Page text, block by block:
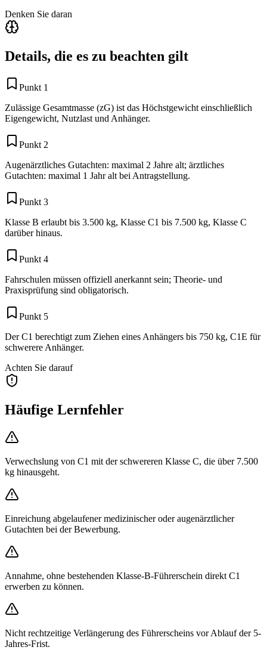
Denken Sie daran
Details, die es zu beachten gilt
Punkt 1
Zulässige Gesamtmasse (zG) ist das Höchstgewicht einschließlich
Eigengewicht, Nutzlast und Anhänger.
Punkt 2
Augenärztliches Gutachten: maximal 2 Jahre alt; ärztliches
Gutachten: maximal 1 Jahr alt bei Antragstellung.
Punkt 3
Klasse B erlaubt bis 3.500 kg, Klasse C1 bis 7.500 kg, Klasse C
darüber hinaus.
Punkt 4
Fahrschulen müssen offiziell anerkannt sein; Theorie- und
Praxisprüfung sind obligatorisch.
Punkt 5
Der C1 berechtigt zum Ziehen eines Anhängers bis 750 kg, C1E für
schwerere Anhänger.
Achten Sie darauf
Häufige Lernfehler
Verwechslung von C1 mit der schwereren Klasse C, die über 7.500
kg hinausgeht.
Einreichung abgelaufener medizinischer oder augenärztlicher
Gutachten bei der Bewerbung.
Annahme, ohne bestehenden Klasse-B-Führerschein direkt C1
erwerben zu können.
Nicht rechtzeitige Verlängerung des Führerscheins vor Ablauf der 5-
Jahres-Frist.